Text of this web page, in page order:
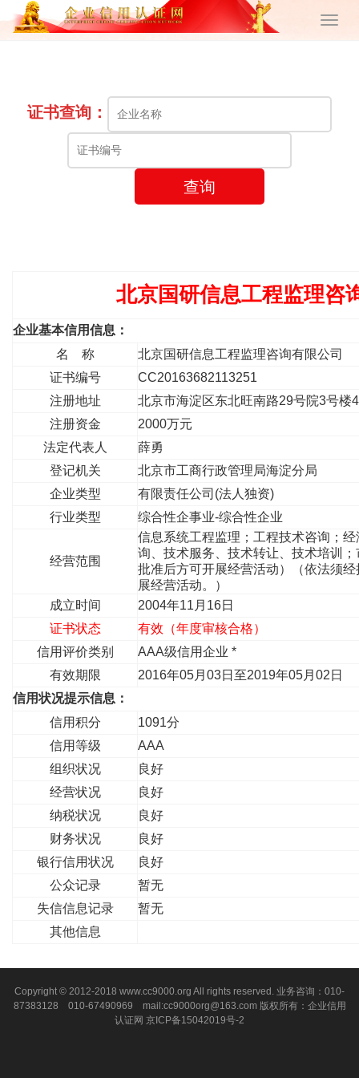
证书查询：
查询
北京国研信息工程监理咨
企业基本信用信息：
名 称
北京国研信息工程监理咨询有限公司
证书编号
CC20163682113251
注册地址
北京市海淀区东北旺南路29号院3号楼
注册资金
2000万元
法定代表人
薛勇
登记机关
北京市工商行政管理局海淀分局
企业类型
有限责任公司(法人独资)
行业类型
综合性企事业-综合性企业
经营范围
信息系统工程监理；工程技术咨询；
询、技术服务、技术转让、技术培训
批准后方可开展经营活动）（依法须
展经营活动。）
成立时间
2004年11月16日
证书状态
有效（年度审核合格）
信用评价类别
AAA级信用企业 *
有效期限
2016年05月03日至2019年05月02日
信用状况提示信息：
信用积分
1091分
信用等级
AAA
组织状况
良好
经营状况
良好
纳税状况
良好
财务状况
良好
银行信用状况
良好
公众记录
暂无
失信信息记录
暂无
其他信息
Copyright © 2012-2018 www.cc9000.org All rights reserved. 业务咨询：010-
87383128 010-67490969 mail:cc9000org@163.com 版权所有：企业信用
认证网 京ICP备15042019号-2